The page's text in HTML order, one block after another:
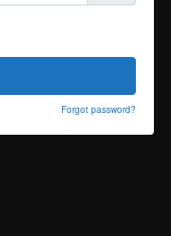
Forgot password?